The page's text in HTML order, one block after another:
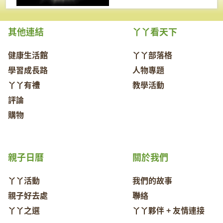
其他連結
健康生活館
學習成長路
丫丫有禮
評論
購物
丫丫看天下
丫丫部落格
人物專題
教學活動
關於我們
我們的故事
聯絡
丫丫夥伴 + 友情連接
親子日曆
丫丫活動
親子好去處
丫丫之選